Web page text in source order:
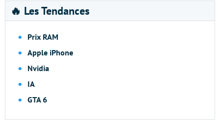
🔥 Les Tendances
Prix RAM
Apple iPhone
Nvidia
IA
GTA 6